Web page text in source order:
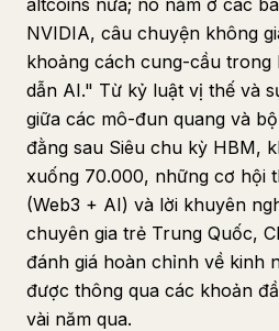
altcoins nữa; nó nằm ở các
NVIDIA, câu chuyện không
khoảng cách cung-cầu
dẫn AI." Từ kỷ luật vị thế và
giữa các mô-đun quang và
đằng sau Siêu chu kỳ HBM,
xuống 70.000, những cơ hội
(Web3 + AI) và lời khuyên
chuyên gia trẻ Trung Quốc,
đánh giá hoàn chỉnh về kinh
được thông qua các khoản
vài năm qua.